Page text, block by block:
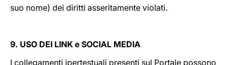
suo nome) dei diritti asseritamente violati.
9. USO DEI LINK e SOCIAL MEDIA
I collegamenti ipertestuali presenti sul Portale possono